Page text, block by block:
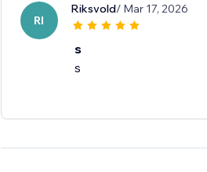
RI
Riksvold/ Mar 17, 2026
s
s